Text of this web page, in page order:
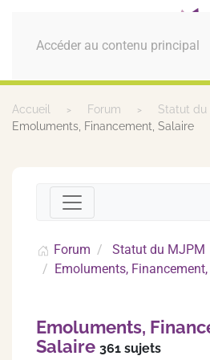
Accéder au contenu principal
MENU
Accueil Forum
Statut du
Emoluments, Financement, Salaire
Forum
Statut du MJPM
Emoluments,
Emoluments,
Salaire 361 sujets